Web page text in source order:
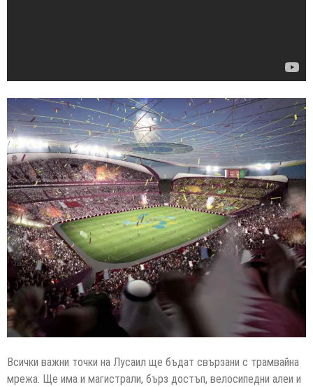
Всички важни точки на Лусаил ще бъдат свързани с трамвайна
мрежа. Ще има и магистрали, бърз достъп, велосипедни алеи и